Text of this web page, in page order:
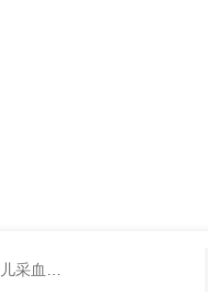
血纸 3119-0050无菌